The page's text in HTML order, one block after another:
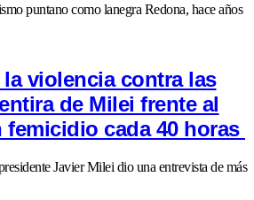
puntano como lanegra Redona, hace años
violencia contra las
de Milei frente al
femicidio cada 40 horas
Javier Milei dio una entrevista de más